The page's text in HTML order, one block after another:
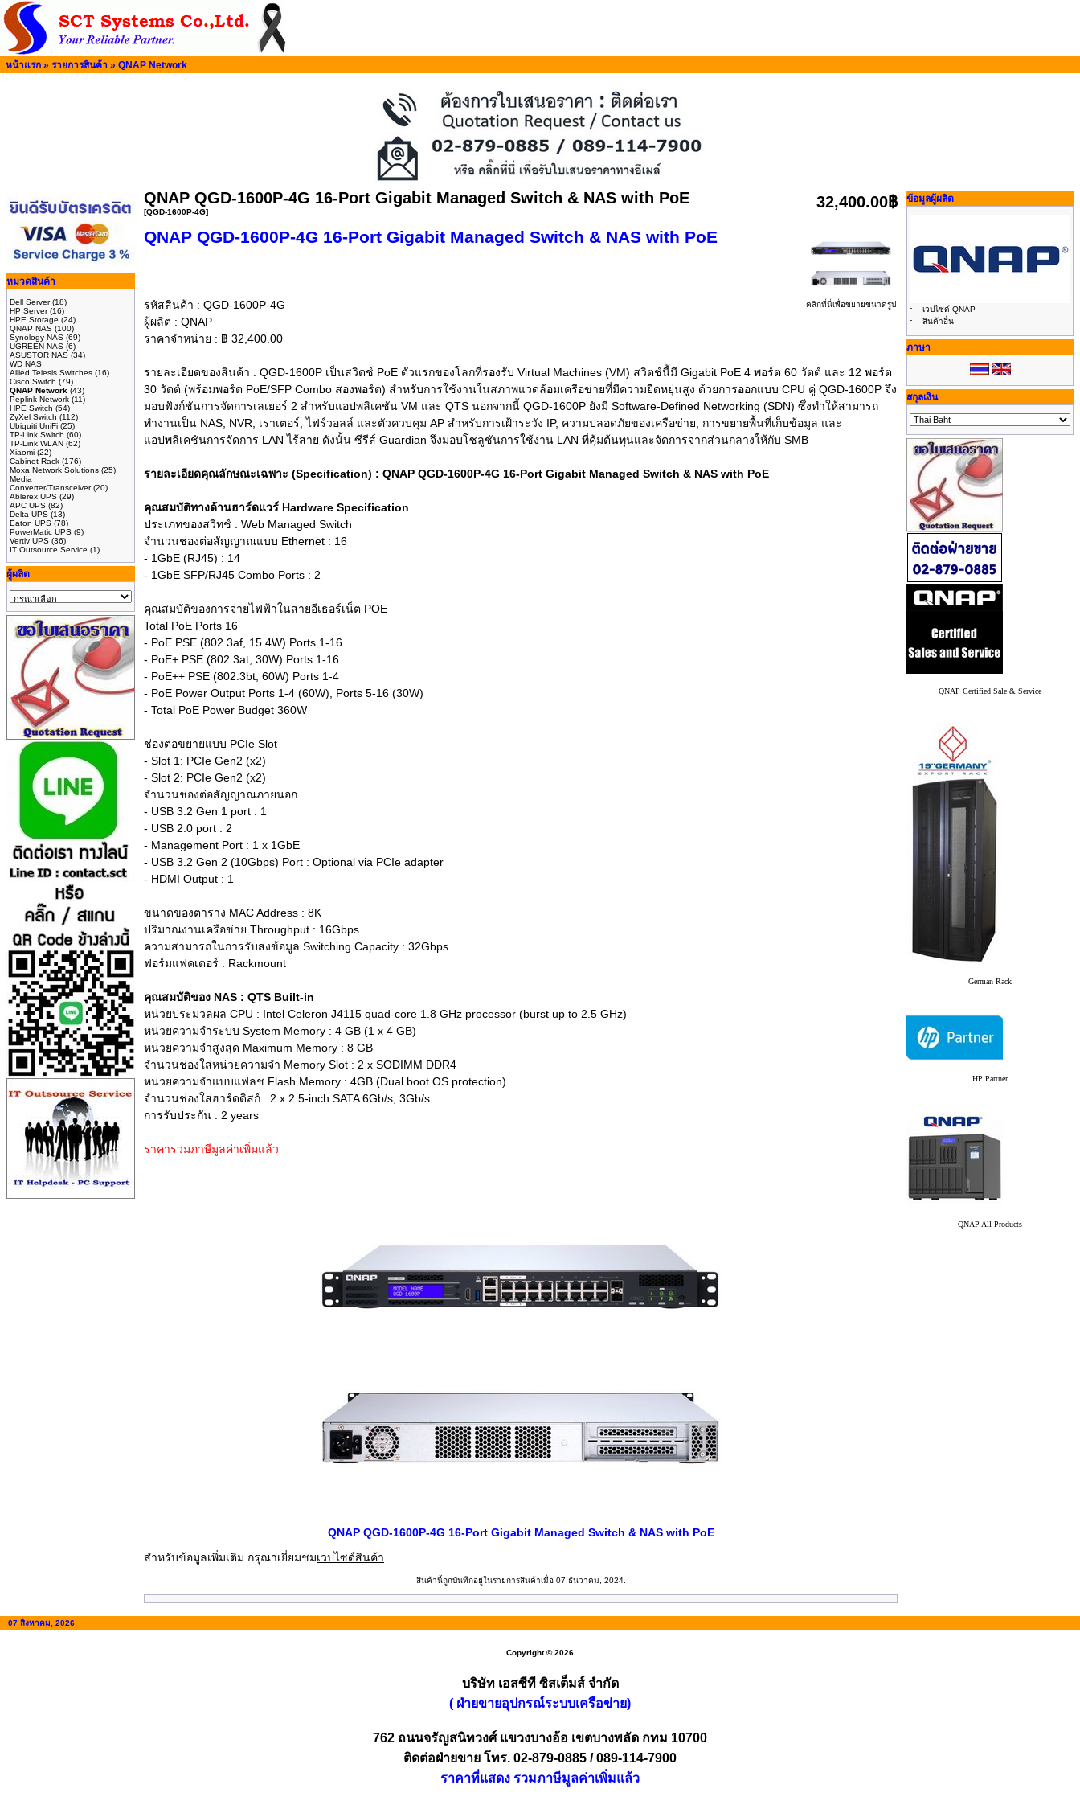
หน้าแรก » รายการสินค้า » QNAP Network
หมวดสินค้า
Dell Server(18)
HP Server(16)
HPE Storage (24)
QNAP NAS (100)
Synology NAS (69)
UGREEN NAS (6)
ASUSTOR NAS (34)
WD NAS
Allied Telesis Switches (16)
Cisco Switch (79)
QNAP Network (43)
Peplink Network (11)
HPE Switch (54)
ZyXel Switch (112)
Ubiquiti UniFi (25)
TP-Link Switch (60)
TP-Link WLAN (62)
Xiaomi (22)
Cabinet Rack (176)
Moxa Network Solutions (25)
Media
Converter/Transceiver(20)
Ablerex UPS (29)
APC UPS (82)
Delta UPS (13)
Eaton UPS (78)
PowerMatic UPS (9)
Vertiv UPS (36)
IT Outsource Service (1)
ผู้ผลิต
QNAP QGD-1600P-4G 16-Port Gigabit Managed Switch & NAS with PoE
[QGD-1600P-4G]
32,400.00฿
คลิกที่นี่เพื่อขยายขนาดรูป
QNAP QGD-1600P-4G 16-Port Gigabit Managed Switch & NAS with PoE
รหัสสินค้า : QGD-1600P-4G
ผู้ผลิต : QNAP
ราคาจำหน่าย : ฿ 32,400.00
รายละเอียดของสินค้า : QGD-1600P เป็นสวิตช์ PoE ตัวแรกของโลกที่รองรับ Virtual Machines (VM) สวิตช์นี้มี Gigabit PoE 4 พอร์ต 60 วัตต์ และ 12 พอร์ต
30 วัตต์ (พร้อมพอร์ต PoE/SFP Combo สองพอร์ต) สำหรับการใช้งานในสภาพแวดล้อมเครือข่ายที่มีความยืดหยุ่นสูง ด้วยการออกแบบ CPU คู่ QGD-1600P จึง
มอบฟังก์ชันการจัดการเลเยอร์ 2 สำหรับแอปพลิเคชัน VM และ QTS นอกจากนี้ QGD-1600P ยังมี Software-Defined Networking (SDN) ซึ่งทำให้สามารถ
ทำงานเป็น NAS, NVR, เราเตอร์, ไฟร์วอลล์ และตัวควบคุม AP สำหรับการเฝ้าระวัง IP, ความปลอดภัยของเครือข่าย, การขยายพื้นที่เก็บข้อมูล และ
แอปพลิเคชันการจัดการ LAN ไร้สาย ดังนั้น ซีรีส์ Guardian จึงมอบโซลูชันการใช้งาน LAN ที่คุ้มต้นทุนและจัดการจากส่วนกลางให้กับ SMB
รายละเอียดคุณลักษณะเฉพาะ (Specification) : QNAP QGD-1600P-4G 16-Port Gigabit Managed Switch & NAS with PoE
คุณสมบัติทางด้านฮาร์ดแวร์ Hardware Specification
ประเภทของสวิทช์ : Web Managed Switch
จำนวนช่องต่อสัญญาณแบบ Ethernet : 16
- 1GbE (RJ45) : 14
- 1GbE SFP/RJ45 Combo Ports : 2
คุณสมบัติของการจ่ายไฟฟ้าในสายอีเธอร์เน็ต POE
Total PoE Ports 16
- PoE PSE (802.3af, 15.4W) Ports 1-16
- PoE+ PSE (802.3at, 30W) Ports 1-16
- PoE++ PSE (802.3bt, 60W) Ports 1-4
- PoE Power Output Ports 1-4 (60W), Ports 5-16 (30W)
- Total PoE Power Budget 360W
ช่องต่อขยายแบบ PCIe Slot
- Slot 1: PCIe Gen2 (x2)
- Slot 2: PCIe Gen2 (x2)
จำนวนช่องต่อสัญญาณภายนอก
- USB 3.2 Gen 1 port : 1
- USB 2.0 port : 2
- Management Port : 1 x 1GbE
- USB 3.2 Gen 2 (10Gbps) Port : Optional via PCIe adapter
- HDMI Output : 1
ขนาดของตาราง MAC Address : 8K
ปริมาณงานเครือข่าย Throughput : 16Gbps
ความสามารถในการรับส่งข้อมูล Switching Capacity : 32Gbps
ฟอร์มแฟคเตอร์ : Rackmount
คุณสมบัติของ NAS : QTS Built-in
หน่วยประมวลผล CPU : Intel Celeron J4115 quad-core 1.8 GHz processor (burst up to 2.5 GHz)
หน่วยความจำระบบ System Memory : 4 GB (1 x 4 GB)
หน่วยความจำสูงสุด Maximum Memory : 8 GB
จำนวนช่องใส่หน่วยความจำ Memory Slot : 2 x SODIMM DDR4
หน่วยความจำแบบแฟลช Flash Memory : 4GB (Dual boot OS protection)
จำนวนช่องใส่ฮาร์ดดิสก์ : 2 x 2.5-inch SATA 6Gb/s, 3Gb/s
การรับประกัน : 2 years
ราคารวมภาษีมูลค่าเพิ่มแล้ว
QNAP QGD-1600P-4G 16-Port Gigabit Managed Switch & NAS with PoE
สำหรับข้อมูลเพิ่มเติม กรุณาเยี่ยมชมเวปไซด์สินค้า
สินค้านี้ถูกบันทึกอยู่ในรายการสินค้าเมื่อ 07 ธันวาคม, 2024.
ข้อมูลผู้ผลิต
-
เวปไซด์ QNAP
-
สินค้าอื่น
ภาษา
สกุลเงิน
QNAP Certified Sale & Service
German Rack
HP Partner
QNAP All Products
07 สิงหาคม, 2026
Copyright © 2026
บริษัท เอสซีที ซิสเต็มส์ จำกัด
( ฝ่ายขายอุปกรณ์ระบบเครือข่าย)
762 ถนนจรัญสนิทวงศ์ แขวงบางอ้อ เขตบางพลัด กทม 10700
ติดต่อฝ่ายขาย โทร. 02-879-0885 / 089-114-7900
ราคาที่แสดง รวมภาษีมูลค่าเพิ่มแล้ว